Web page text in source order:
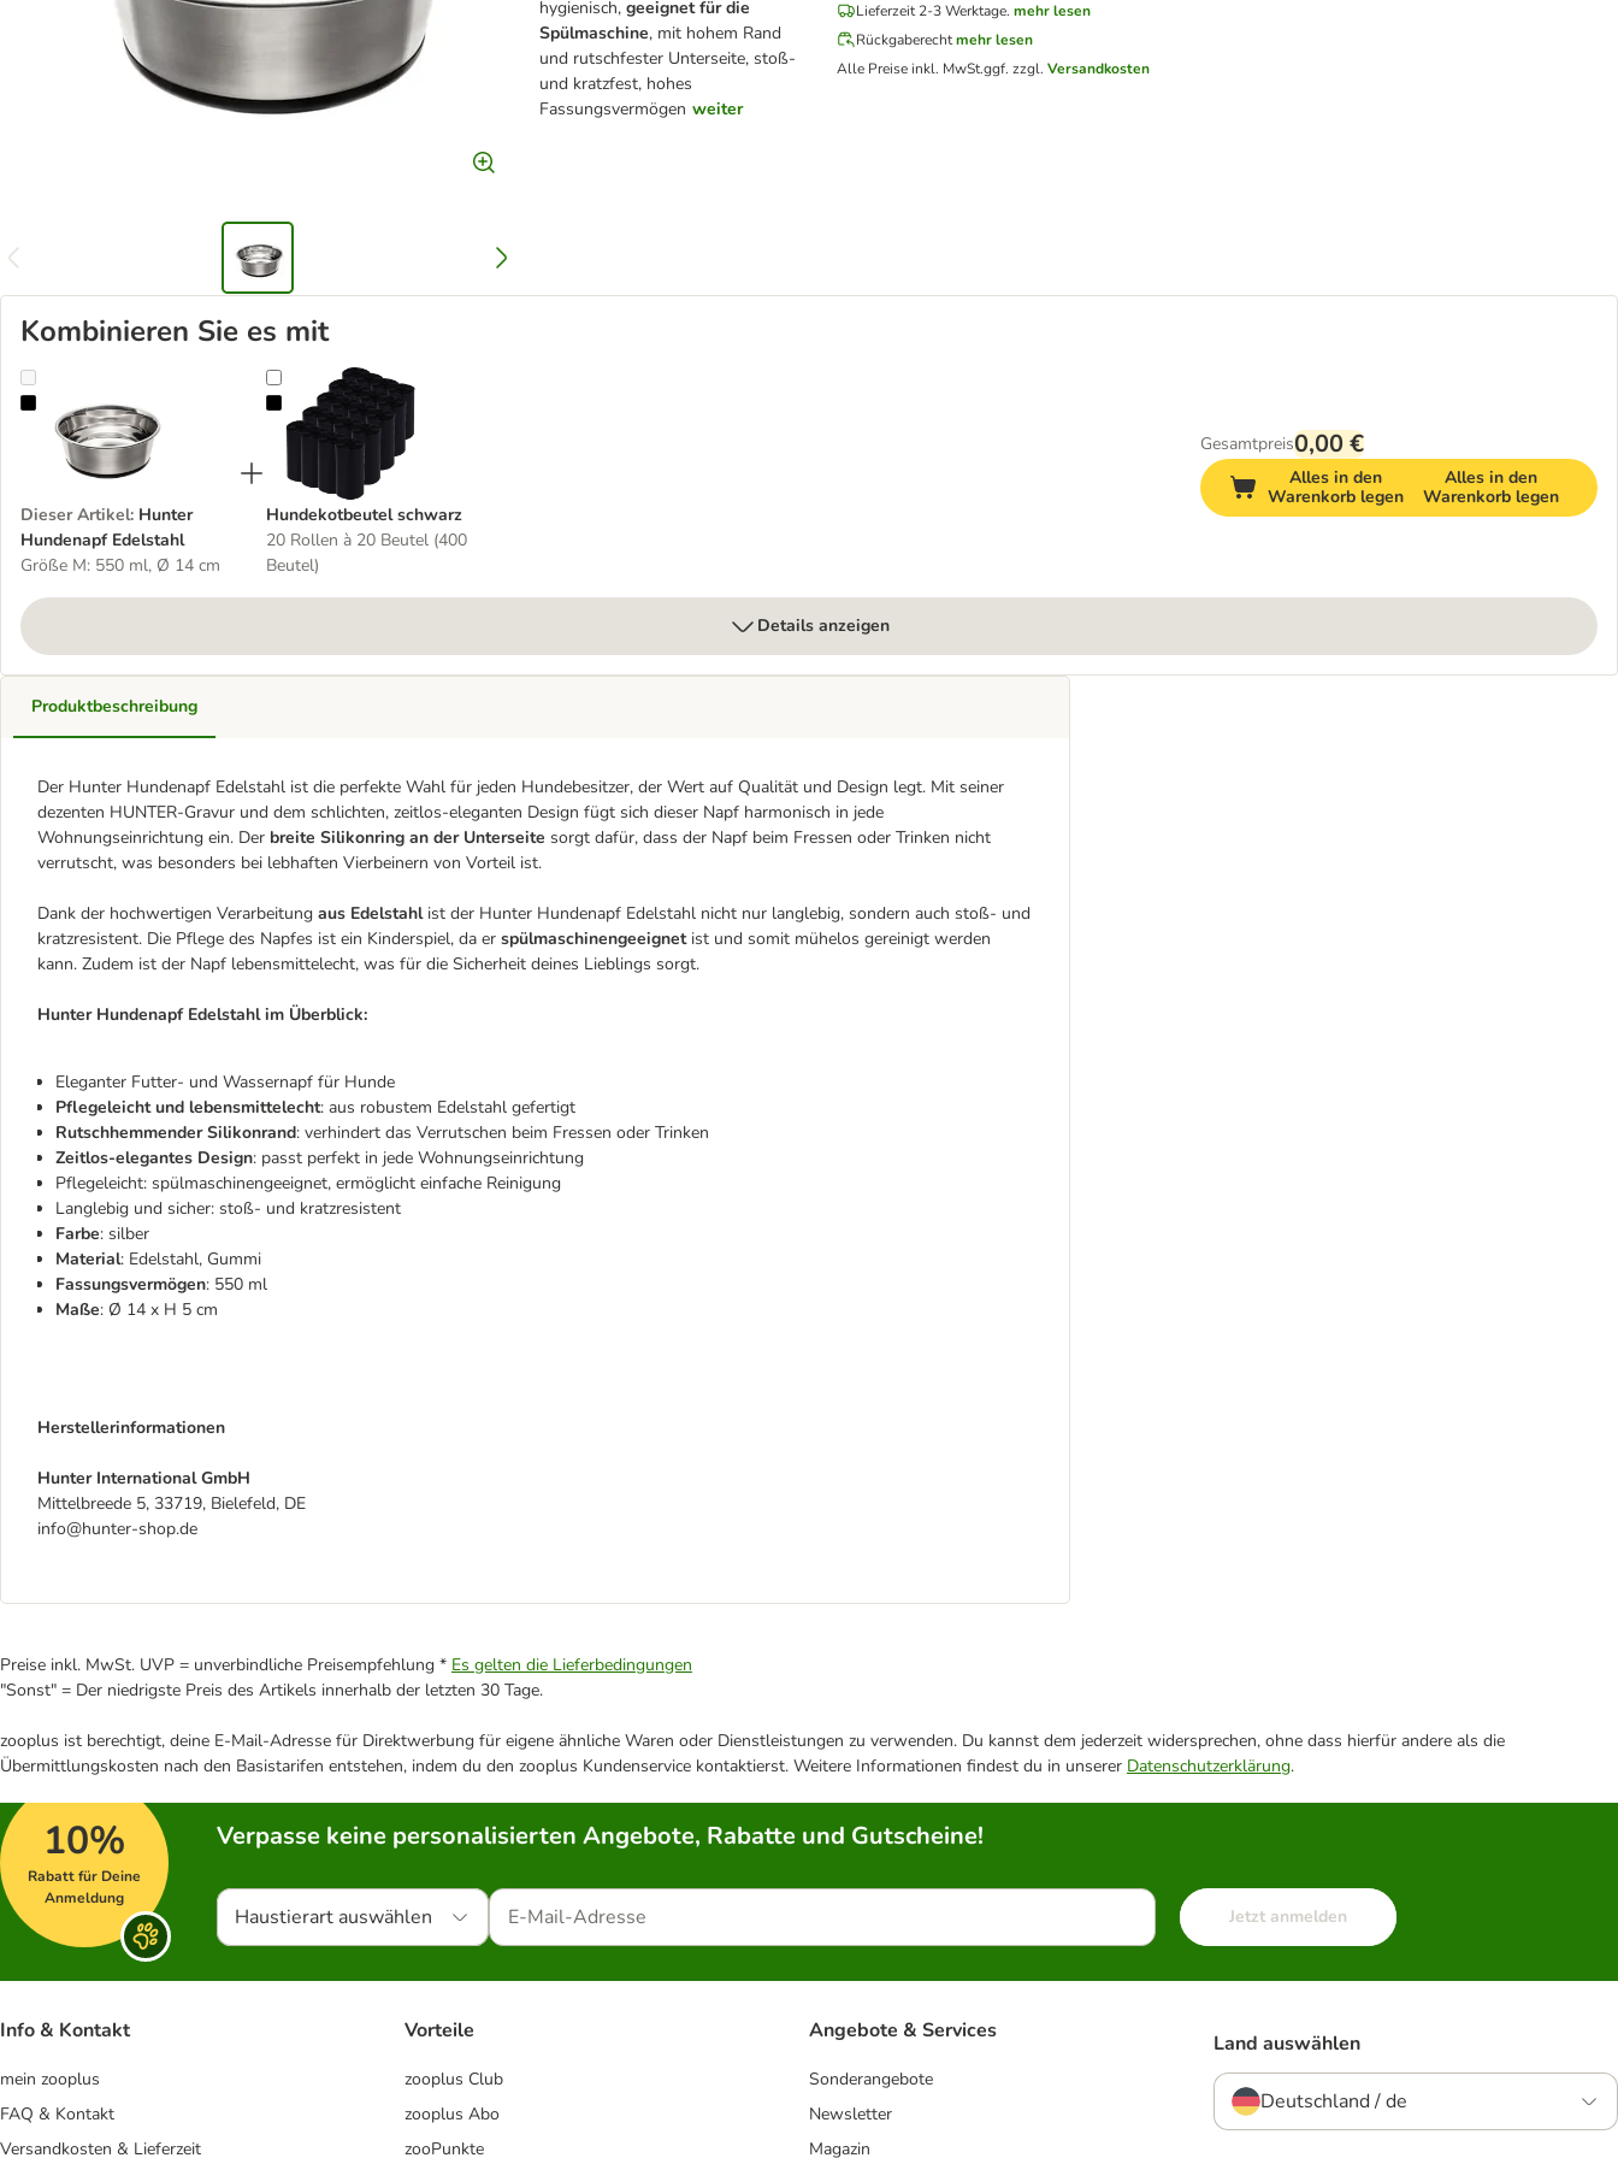
hygienisch,geeignet für die
Spülmaschine, mit hohem Rand
und rutschfester Unterseite, stoß-
und kratzfest, hohes
Fassungsvermögen weiter
Lieferzeit 2-3 Werktage. mehr lesen
Rückgaberechtmehr lesen
Alle Preise inkl. MwSt.ggf. zzgl.Versandkosten
Kombinieren Sie es mit
Hunter Hundenapf Edelstahl
Dieser Artikel: Hunter
Hundenapf Edelstahl
Größe M: 550 ml, Ø 14 cm
Hundekotbeutel schwarz
Hundekotbeutel schwarz
20 Rollen à 20 Beutel (400
Beutel)
Gesamtpreis0,00 €
Alles in den
Warenkorb legen
Alles in den
Warenkorb legen
Details anzeigen
Produktbeschreibung
Der Hunter Hundenapf Edelstahl ist die perfekte Wahl für jeden Hundebesitzer, der Wert auf Qualität und Design legt. Mit seiner
dezenten HUNTER-Gravur und dem schlichten, zeitlos-eleganten Design fügt sich dieser Napf harmonisch in jede
Wohnungseinrichtung ein. Der breite Silikonring an der Unterseite sorgt dafür, dass der Napf beim Fressen oder Trinken nicht
verrutscht, was besonders bei lebhaften Vierbeinern von Vorteil ist.
Dank der hochwertigen Verarbeitung aus Edelstahl ist der Hunter Hundenapf Edelstahl nicht nur langlebig, sondern auch stoß- und
kratzresistent. Die Pflege des Napfes ist ein Kinderspiel, da er spülmaschinengeeignet ist und somit mühelos gereinigt werden
kann. Zudem ist der Napf lebensmittelecht, was für die Sicherheit deines Lieblings sorgt.
Hunter Hundenapf Edelstahl im Überblick:
Eleganter Futter- und Wassernapf für Hunde
Pflegeleicht und lebensmittelecht: aus robustem Edelstahl gefertigt
Rutschhemmender Silikonrand: verhindert das Verrutschen beim Fressen oder Trinken
Zeitlos-elegantes Design: passt perfekt in jede Wohnungseinrichtung
Pflegeleicht: spülmaschinengeeignet, ermöglicht einfache Reinigung
Langlebig und sicher: stoß- und kratzresistent
Farbe: silber
Material: Edelstahl, Gummi
Fassungsvermögen: 550 ml
Maße: Ø 14 x H 5 cm
Herstellerinformationen
Hunter International GmbH
Mittelbreede 5, 33719, Bielefeld, DE
info@hunter-shop.de
Preise inkl. MwSt. UVP = unverbindliche Preisempfehlung * Es gelten die Lieferbedingungen
"Sonst" = Der niedrigste Preis des Artikels innerhalb der letzten 30 Tage.
zooplus ist berechtigt, deine E-Mail-Adresse für Direktwerbung für eigene ähnliche Waren oder Dienstleistungen zu verwenden. Du kannst dem jederzeit widersprechen, ohne dass hierfür andere als die
Übermittlungskosten nach den Basistarifen entstehen, indem du den zooplus Kundenservice kontaktierst. Weitere Informationen findest du in unserer Datenschutzerklärung.
10%
Rabatt für Deine
Anmeldung
Verpasse keine personalisierten Angebote, Rabatte und Gutscheine!
Haustierart auswählen Jetzt anmelden
Info & Kontakt
mein zooplus
FAQ & Kontakt
Versandkosten & Lieferzeit
Vorteile
zooplus Club
zooplus Abo
zooPunkte
Angebote & Services
Sonderangebote
Newsletter
Magazin
Land auswählen
Deutschland / de